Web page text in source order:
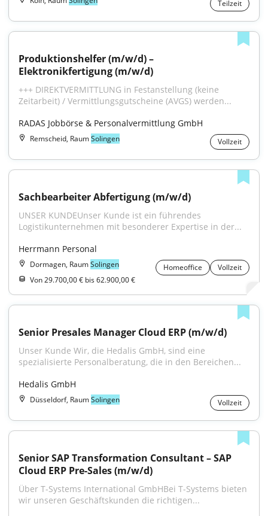
Teilzeit
Produktionshelfer (m/w/d) –
Elektronikfertigung (m/w/d)
+++ DIREKTVERMITTLUNG in Festanstellung (keine
Zeitarbeit) / Vermittlungsgutscheine (AVGS) werden...
RADAS Jobbörse & Personalvermittlung GmbH
Remscheid, RaumSolingen Vollzeit
Sachbearbeiter Abfertigung (m/w/d)
UNSER KUNDEUnser Kunde ist ein führendes
Logistikunternehmen mit besonderer Expertise in der...
Herrmann Personal
Dormagen, RaumSolingen Homeoffice
Vollzeit
Von 29.700,00 € bis 62.900,00 €
Senior Presales Manager Cloud ERP (m/w/d)
Unser Kunde Wir, die Hedalis GmbH, sind eine
spezialisierte Personalberatung, die in den Bereichen...
Hedalis GmbH
Düsseldorf, RaumSolingen Vollzeit
Senior SAP Transformation Consultant – SAP
Cloud ERP Pre-Sales (m/w/d)
Über T-Systems International GmbHBei T-Systems bieten
wir unseren Geschäftskunden die richtigen...